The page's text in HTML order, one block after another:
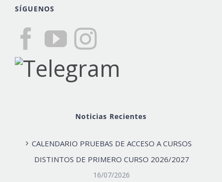
SÍGUENOS
Noticias Recientes
CALENDARIO PRUEBAS DE ACCESO A CURSOS
DISTINTOS DE PRIMERO CURSO 2026/2027
16/07/2026